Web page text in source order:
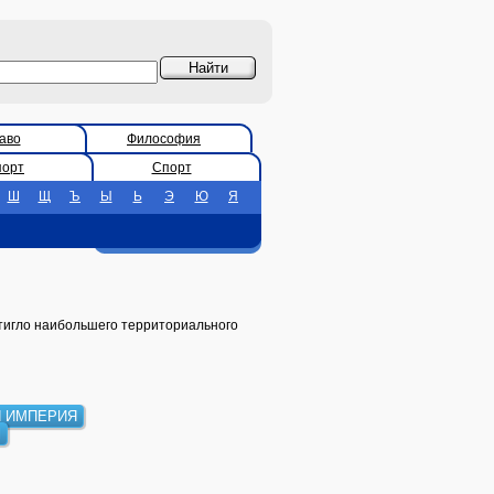
Философия
Спорт
Ш Щ Ъ Ы Ь Э Ю Я
наибольшего территориального
ИМПЕРИЯ